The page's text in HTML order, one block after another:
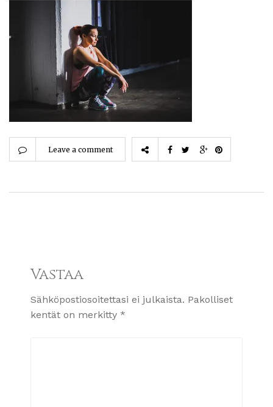
Leave a comment
Vastaa
Sähköpostiosoitettasi ei julkaista. Pakolliset
kentät on merkitty *